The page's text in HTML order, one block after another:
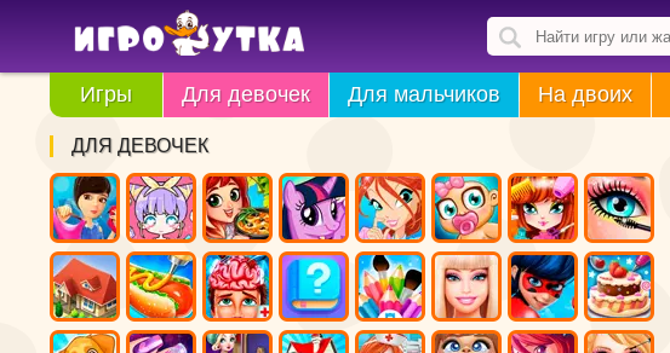
Игры Для девочек Для мальчиков На двоих
ДЛЯ ДЕВОЧЕК